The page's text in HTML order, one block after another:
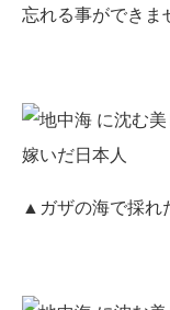
忘れる事ができま
▲ガザの海で採れ